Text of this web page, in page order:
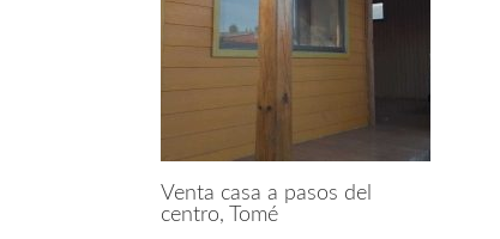
Venta casa a pasos del
centro, Tomé